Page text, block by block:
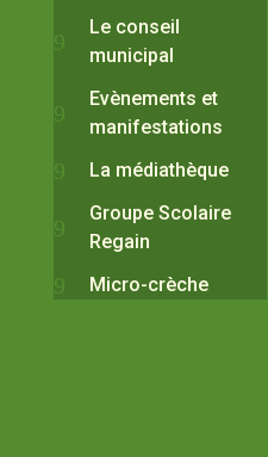
Le conseil
municipal
Evènements et
manifestations
La médiathèque
Groupe Scolaire
Regain
Micro-crèche